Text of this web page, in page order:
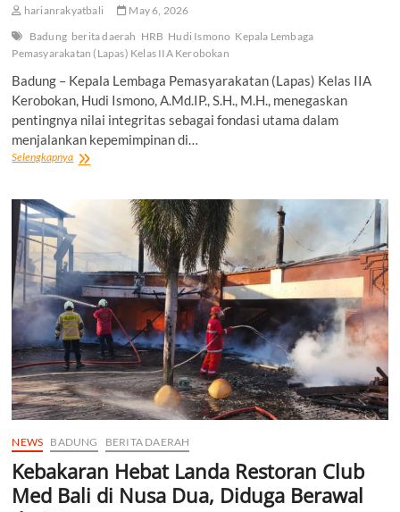
harianrakyatbali
May 6, 2026
Badung berita daerah HRB Hudi Ismono Kepala Lembaga
Pemasyarakatan (Lapas) Kelas IIA Kerobokan
Badung – Kepala Lembaga Pemasyarakatan (Lapas) Kelas IIA
Kerobokan, Hudi Ismono, A.Md.IP., S.H., M.H., menegaskan
pentingnya nilai integritas sebagai fondasi utama dalam
menjalankan kepemimpinan di…
SelengkapnyaKalapas
sebagai
Pilar
Kepemimpinan
NEWS BADUNG BERITA DAERAH
Kebakaran Hebat Landa Restoran Club
Med Bali di Nusa Dua, Diduga Berawal